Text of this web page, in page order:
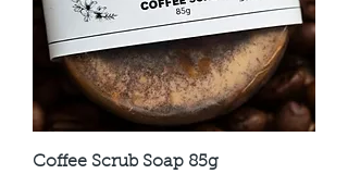
Coffee Scrub Soap 85g